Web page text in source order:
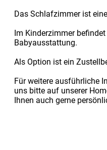
Das Schlafzimmer ist
Im Kinderzimmer
Babyausstattung.
Als Option ist ein
Für weitere ausführliche
uns bitte auf unserer
Ihnen auch gerne